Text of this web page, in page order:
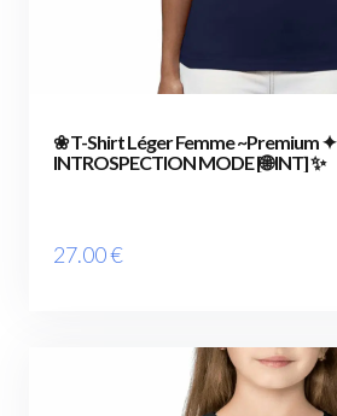
❀ T-Shirt Léger Femme ~Premium ✦
INTROSPECTION MODE [🌐 INT] ✨
27.00€